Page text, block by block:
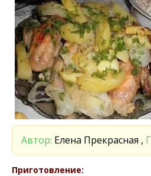
Автор: Елена Прекрасная ,
Приготовление: